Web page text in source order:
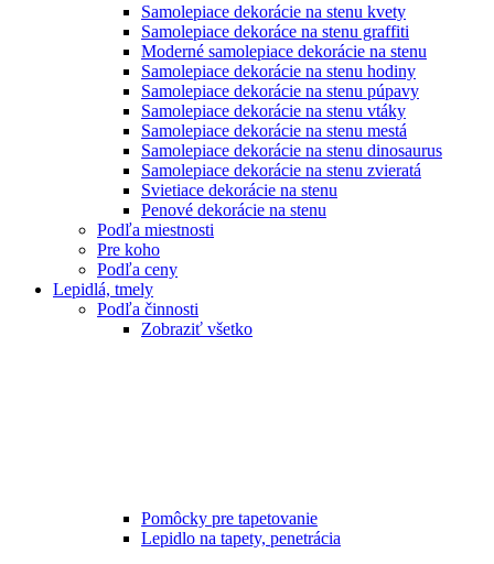
Samolepiace dekorácie na stenu kvety
Samolepiace dekoráce na stenu graffiti
Moderné samolepiace dekorácie na stenu
Samolepiace dekorácie na stenu hodiny
Samolepiace dekorácie na stenu púpavy
Samolepiace dekorácie na stenu vtáky
Samolepiace dekorácie na stenu mestá
Samolepiace dekorácie na stenu dinosaurus
Samolepiace dekorácie na stenu zvieratá
Svietiace dekorácie na stenu
Penové dekorácie na stenu
Podľa miestnosti
Pre koho
Podľa ceny
Lepidlá, tmely
Podľa činnosti
Zobraziť všetko
Pomôcky pre tapetovanie
Lepidlo na tapety, penetrácia